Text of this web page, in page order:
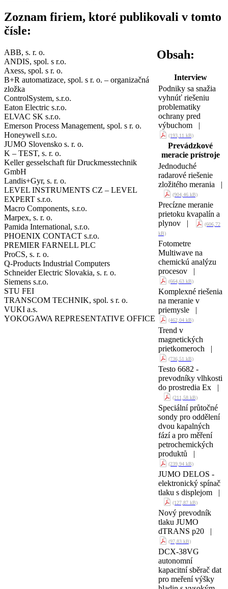
Zoznam firiem, ktoré publikovali v tomto
čísle:
ABB, s. r. o.
ANDIS, spol. s r.o.
Axess, spol. s r. o.
B+R automatizace, spol. s r. o. – organizačná
zložka
ControlSystem, s.r.o.
Eaton Electric s.r.o.
ELVAC SK s.r.o.
Emerson Process Management, spol. s r. o.
Honeywell s.r.o.
JUMO Slovensko s. r. o.
K – TEST, s. r. o.
Keller gesselschaft für Druckmesstechnik
GmbH
Landis+Gyr, s. r. o.
LEVEL INSTRUMENTS CZ – LEVEL
EXPERT s.r.o.
Macro Components, s.r.o.
Marpex, s. r. o.
Pamida International, s.r.o.
PHOENIX CONTACT s.r.o.
PREMIER FARNELL PLC
ProCS, s. r. o.
Q-Products Industrial Computers
Schneider Electric Slovakia, s. r. o.
Siemens s.r.o.
STU FEI
TRANSCOM TECHNIK, spol. s r. o.
VUKI a.s.
YOKOGAWA REPRESENTATIVE OFFICE
Obsah:
Interview
Podniky sa snažia
vyhnúť riešeniu
problematiky
ochrany pred
výbuchom |
(193,11 kB)
Prevádzkové
meracie prístroje
Jednoduché
radarové riešenie
zložitého merania |
(904,46 kB)
Precízne meranie
prietoku kvapalín a
plynov |
(606,72
kB)
Fotometre
Multiwave na
chemickú analýzu
procesov |
(664,63 kB)
Komplexné riešenia
na meranie v
priemysle |
(462,04 kB)
Trend v
magnetických
prietkomeroch |
(736,51 kB)
Testo 6682 -
prevodníky vlhkosti
do prostredia Ex |
(211,58 kB)
Speciální průtočné
sondy pro oddělení
dvou kapalných
fází a pro měření
petrochemických
produktů |
(239,94 kB)
JUMO DELOS -
elektronický spínač
tlaku s displejom |
(127,87 kB)
Nový prevodník
tlaku JUMO
dTRANS p20 |
(97,83 kB)
DCX-38VG
autonomní
kapacitní sběrač dat
pro meření výšky